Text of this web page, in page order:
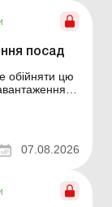
посад
обійняти цю
07.08.2026